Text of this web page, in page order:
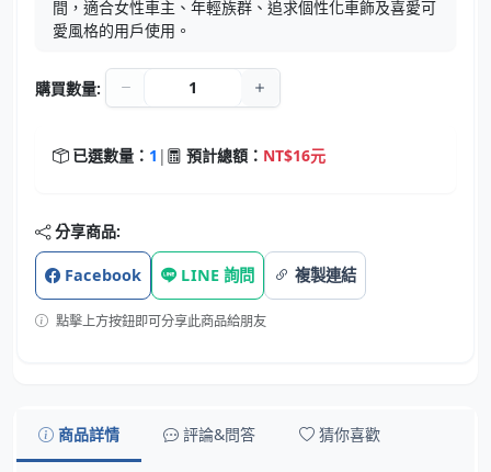
間，適合女性車主、年輕族群、追求個性化車飾及喜愛可
愛風格的用戶使用。
購買數量:
已選數量： 1 | 預計總額： NT$16元
分享商品:
Facebook LINE 詢問 複製連結
點擊上方按鈕即可分享此商品給朋友
商品詳情 評論&問答 猜你喜歡